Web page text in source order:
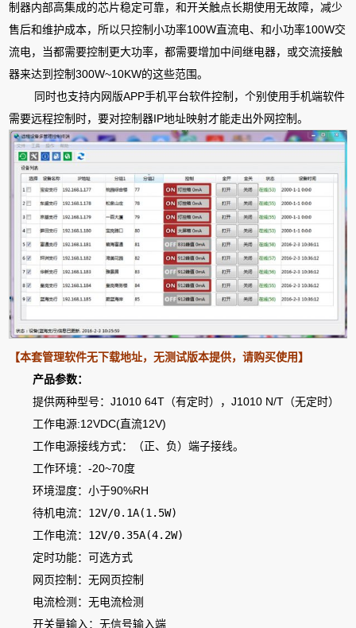
制器内部高集成的芯片稳定可靠，和开关触点长期使用无故障，减少
售后和维护成本，所以只控制小功率100W直流电、和小功率100W交
流电，当都需要控制更大功率，都需要增加中间继电器，或交流接触
器来达到控制300W~10KW的这些范围。
同时也支持内网版APP手机平台软件控制，个别使用手机端软件
需要远程控制时，要对控制器IP地址映射才能走出外网控制。
【本套管理软件无下载地址，无测试版本提供，请购买使用】
产品参数：
提供两种型号：J1010 64T（有定时），J1010 N/T（无定时）
工作电源:12VDC(直流12V)
工作电源接线方式：（正、负）端子接线。
工作环境：-20~70度
环境湿度：小于90%RH
待机电流：12V/0.1A(1.5W)
工作电流：12V/0.35A(4.2W)
定时功能：可选方式
网页控制：无网页控制
电流检测：无电流检测
开关量输入：无信号输入端